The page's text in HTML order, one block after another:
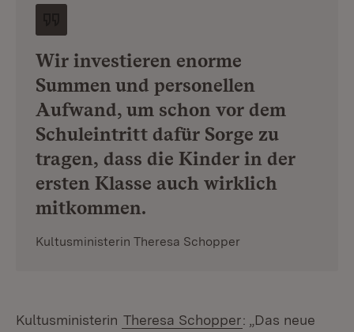
Wir investieren enorme
Summen und personellen
Aufwand, um schon vor dem
Schuleintritt dafür Sorge zu
tragen, dass die Kinder in der
ersten Klasse auch wirklich
mitkommen.
Kultusministerin Theresa Schopper
Kultusministerin Theresa Schopper: „Das neue